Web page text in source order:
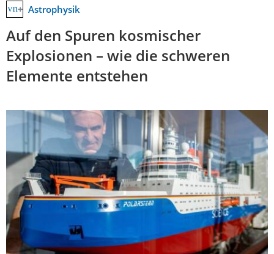
Astrophysik
Auf den Spuren kosmischer
Explosionen – wie die schweren
Elemente entstehen